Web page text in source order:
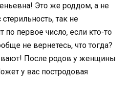
Это же роддом, а не
так не
первое число, если кто-то
не вернетесь, что тогда?
После родов у женщины
у вас постродовая